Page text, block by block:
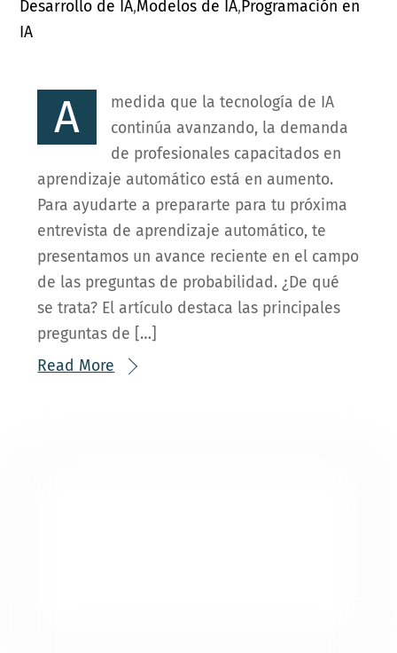
Desarrollo de IA,Modelos de IA,Programación en
IA
A
medida que la tecnología de IA
continúa avanzando, la demanda
de profesionales capacitados en
aprendizaje automático está en aumento.
Para ayudarte a prepararte para tu próxima
entrevista de aprendizaje automático, te
presentamos un avance reciente en el campo
de las preguntas de probabilidad. ¿De qué
se trata? El artículo destaca las principales
preguntas de […]
Read More